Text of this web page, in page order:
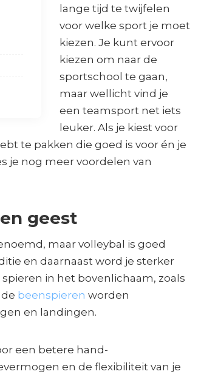
lange tijd te twijfelen
voor welke sport je moet
kiezen. Je kunt ervoor
kiezen om naar de
sportschool te gaan,
maar wellicht vind je
een teamsport net iets
leuker. Als je kiest voor
te pakken die goed is voor én je
je nog meer voordelen van
geest
maar volleybal is goed
en daarnaast word je sterker
in het bovenlichaam, zoals
beenspieren worden
en landingen.
een betere hand-
en de flexibiliteit van je